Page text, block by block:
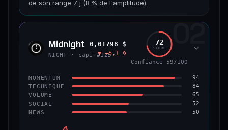
CONFIANCE
de son range 7 j (8 % de l'amplitude).
CAP. MARCHÉ VOLUME 24 H
VAR. 7 J VAR. 30 J
−16,9 %
VS ATH
−80,6 %
CONFIANCE 65/100
02
NIGH Midnight
NIGHT · capi #125
0,01798 $
▼ −5,1 %
72
SCORE
Confiance 59/100
MOMENTUM 94
TECHNIQUE 84
VOLUME 65
SOCIAL 52
NEWS 50